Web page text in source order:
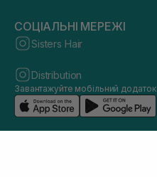
СОЦІАЛЬНІ МЕРЕЖІ
Sisters Hair
Distribution
Завантажуйте мобільний додаток